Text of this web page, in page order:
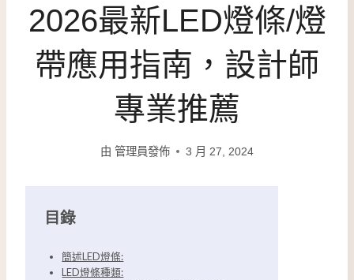
2026最新LED燈條/燈
帶應用指南，設計師
專業推薦
由 管理員發佈 3 月 27, 2024
目錄
簡述LED燈條:
LED燈條種類: